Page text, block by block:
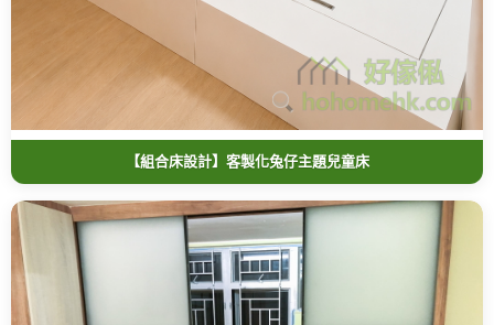
【組合床設計】客製化兔仔主題兒童床